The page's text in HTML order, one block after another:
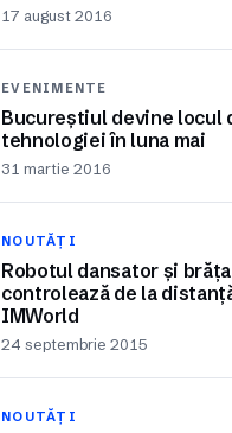
17 august 2016
EVENIMENTE
Bucureștiul devine locul
tehnologiei în luna mai
31 martie 2016
NOUTĂȚI
Robotul dansator și
controlează de la
IMWorld
24 septembrie 2015
NOUTĂȚI